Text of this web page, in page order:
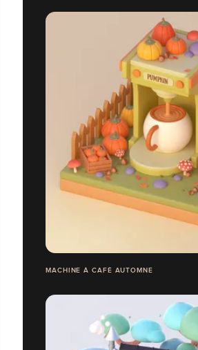
MACHINE À CAFÉ AUTOMNE